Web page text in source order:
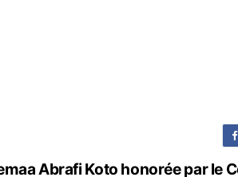
Abrafi Koto honorée par le